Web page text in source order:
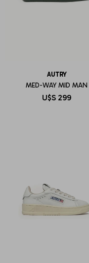
AUTRY
MED-WAY MID MAN
U$S 299